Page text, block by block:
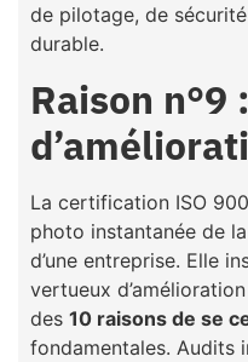
de pilotage, de
durable.
Raison n°9
La certification ISO
photo instantanée de
d’une entreprise. Elle
vertueux
des 10 raisons de se
fondamentales. Audits